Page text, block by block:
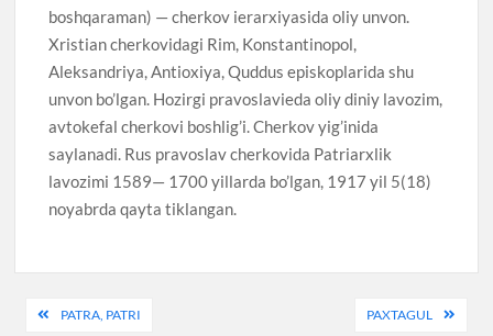
boshqaraman) — cherkov ierarxiyasida oliy unvon.
Xristian cherkovidagi Rim, Konstantinopol,
Aleksandriya, Antioxiya, Quddus episkoplarida shu
unvon bo’lgan. Hozirgi pravoslavieda oliy diniy lavozim,
avtokefal cherkovi boshlig’i. Cherkov yig’inida
saylanadi. Rus pravoslav cherkovida Patriarxlik
lavozimi 1589— 1700 yillarda bo’lgan, 1917 yil 5(18)
noyabrda qayta tiklangan.
PostPATRA, PATRI PAXTAGUL